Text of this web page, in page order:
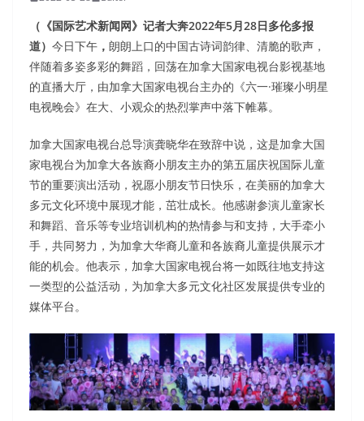
（《国际艺术新闻网》记者大奔2022年5月28日多伦多报
道） 今日下午 ， 朗朗上口的中国古诗词韵律、清脆的歌声，
伴随着多姿多彩的舞蹈，回荡在加拿大国家电视台影视基地
的直播大厅，由加拿大国家电视台主办的《六一·璀璨小明星
电视晚会》在大、小观众的热烈掌声中落下帷幕。
加拿大国家电视台总导演龚晓华在致辞中说，这是加拿大国
家电视台为加拿大各族裔小朋友主办的第五届庆祝国际儿童
节的重要演出活动，祝愿小朋友节日快乐，在美丽的加拿大
多元文化环境中展现才能，茁壮成长。他感谢参演儿童家长
和舞蹈、音乐等专业培训机构的热情参与和支持，大手牵小
手，共同努力，为加拿大华裔儿童和各族裔儿童提供展示才
能的机会。他表示，加拿大国家电视台将一如既往地支持这
一类型的公益活动，为加拿大多元文化社区发展提供专业的
媒体平台。